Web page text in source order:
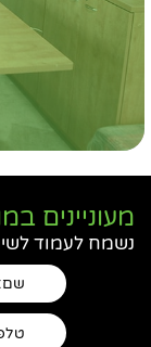
מעוניינים
נשמח לעמוד